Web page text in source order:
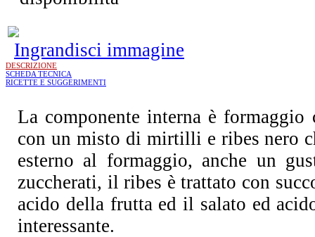
Ingrandisci immagine
DESCRIZIONE
SCHEDA TECNICA
RICETTE E SUGGERIMENTI
La componente interna è formaggio
con un misto di mirtilli e ribes nero
esterno al formaggio, anche un
zuccherati, il ribes è trattato con
acido della frutta ed il salato ed
interessante.